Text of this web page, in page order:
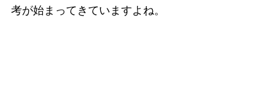
考が始まってきていますよね。